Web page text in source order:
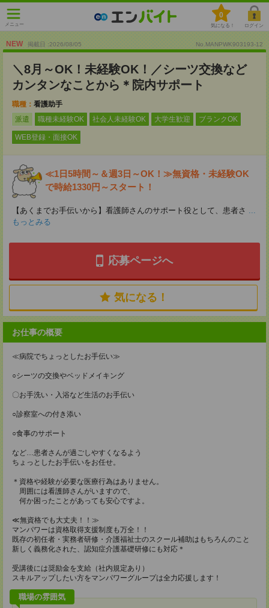
メニュー
0
気になる！ ログイン
NEW 掲載日 :2026/08/05 No.MANPWK903193-12
＼8月～OK！未経験OK！／シーツ交換など
カンタンなことから＊院内サポート
職種： 看護助手
派遣
職種未経験OK 社会人未経験OK 大学生歓迎 ブランクOK
WEB登録・面接OK
≪1日5時間～＆週3日～OK！≫無資格・未経験OK
で時給1330円～スタート！
【あくまでお手伝いから】看護師さんのサポート役として、患者さ ...
もっとみる
応募ページへ
気になる！
お仕事の概要
≪病院でちょっとしたお手伝い≫
○シーツの交換やベッドメイキング
〇お手洗い・入浴など生活のお手伝い
○診察室への付き添い
○食事のサポート
など…患者さんが過ごしやすくなるよう
ちょっとしたお手伝いをお任せ。
＊資格や経験が必要な医療行為はありません。
周囲には看護師さんがいますので、
何か困ったことがあっても安心ですよ。
≪無資格でも大丈夫！！≫
マンパワーは資格取得支援制度も万全！！
既存の初任者・実務者研修・介護福祉士のスクール補助はもちろんのこと
新しく義務化された、認知症介護基礎研修にも対応＊
受講後には奨励金を支給（社内規定あり）
スキルアップしたい方をマンパワーグループは全力応援します！
職場の雰囲気